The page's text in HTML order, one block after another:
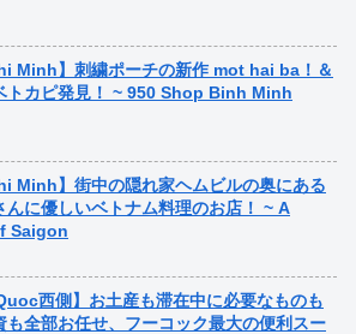
Minh】刺繍ポーチの新作 mot hai ba！＆
トカピ発見！ ~ 950 Shop Binh Minh
Minh】街中の隠れ家ヘムビルの奥にある
んに優しいベトナム料理のお店！ ~ A
Saigon
西側】お土産も滞在中に必要なものも
も全部お任せ、フーコック最大の便利スー